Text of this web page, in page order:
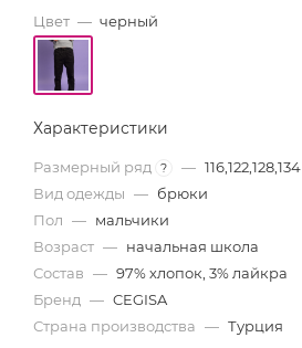
Цвет — черный
Характеристики
Размерный ряд ? — 116,122,128,134
Вид одежды — брюки
Пол — мальчики
Возраст — начальная школа
Состав — 97% хлопок, 3% лайкра
Бренд — CEGISA
Страна производства — Турция